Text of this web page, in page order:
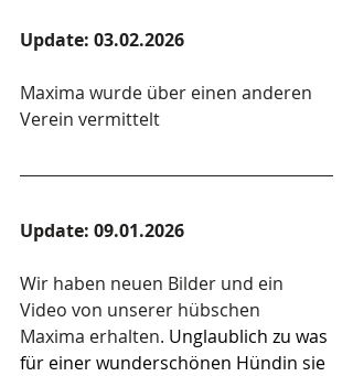
Update: 03.02.2026
Maxima wurde über einen anderen
Verein vermittelt
Update: 09.01.2026
Wir haben neuen Bilder und ein
Video von unserer hübschen
Maxima erhalten. Unglaublich zu was
für einer wunderschönen Hündin sie